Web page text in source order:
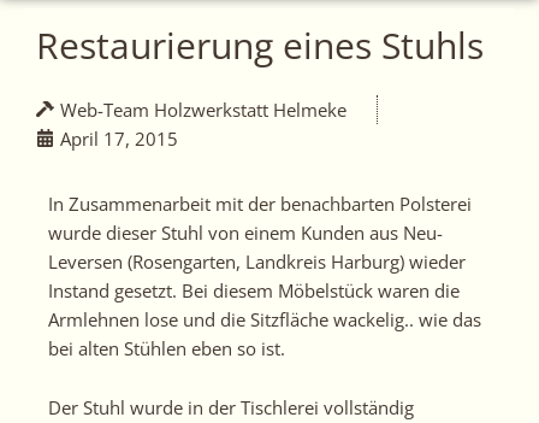
Restaurierung eines Stuhls
Web-Team Holzwerkstatt Helmeke
April 17, 2015
In Zusammenarbeit mit der benachbarten Polsterei
wurde dieser Stuhl von einem Kunden aus Neu-
Leversen (Rosengarten, Landkreis Harburg) wieder
Instand gesetzt. Bei diesem Möbelstück waren die
Armlehnen lose und die Sitzfläche wackelig.. wie das
bei alten Stühlen eben so ist.
Der Stuhl wurde in der Tischlerei vollständig